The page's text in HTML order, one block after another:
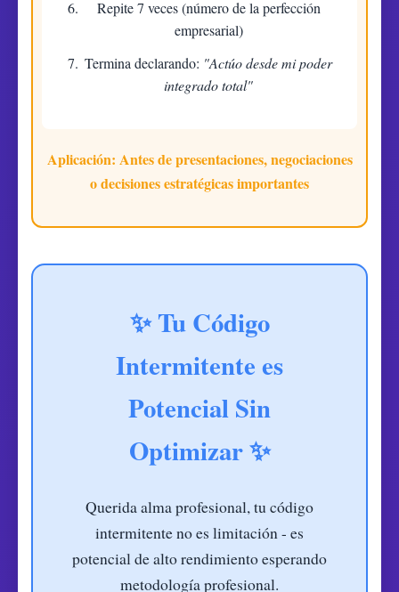
Repite 7 veces (número de la perfección
empresarial)
Termina declarando: "Actúo desde mi poder
integrado total"
Aplicación: Antes de presentaciones, negociaciones
o decisiones estratégicas importantes
✨ Tu Código
Intermitente es
Potencial Sin
Optimizar ✨
Querida alma profesional, tu código
intermitente no es limitación - es
potencial de alto rendimiento esperando
metodología profesional.